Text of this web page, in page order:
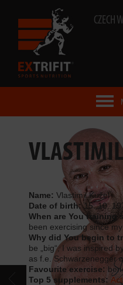
CZECH
PRODUCTS
TECHNOLOGY
EXTRIFIT® TEAM
VIDEOS
CONTACT
Name:Vlastimil Kužel
Date of birth:15. 10.
When are You training
been exercising since
Why did You begin to
be „big“, I was inspired
as f.e. Schwarzenegger
Favourite exercise:
Top 5 supplements: